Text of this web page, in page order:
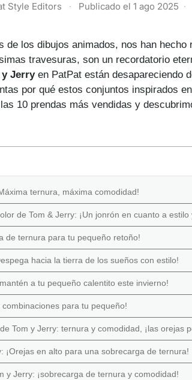
Style Editors · Publicado el 1 ago 2025 ·
de los dibujos animados, nos han
travesuras, son un recordatorio
Jerryen PatPat están desapareciendo
por qué estos conjuntos inspirados
10 prendas más vendidas y
ternura, máxima comodidad!
de Tom & Jerry: ¡Un jonrón en cuanto a estilo
de ternura para tu pequeño retoño!
hacia la tierra de los sueños con estilo!
a tu pequeño calentito este invierno!
para tu pequeño!
Tom y Jerry: ternura y comodidad, ¡las orejas
¡Orejas en alto para una sobrecarga de ternura!
y Jerry: ¡sobrecarga de ternura y comodidad!